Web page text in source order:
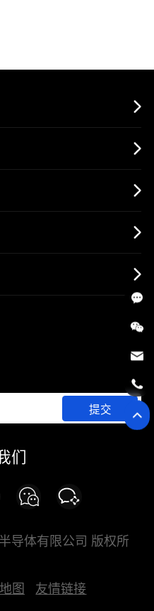
提交
们
导体有限公司 版权所
图 友情链接